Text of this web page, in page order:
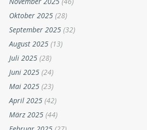
Oktober 2025 (28)
September 2025 (32)
August 2025 (13)
Juli 2025 (28)
Juni 2025 (24)
Mai 2025 (23)
April 2025 (42)
März 2025 (44)